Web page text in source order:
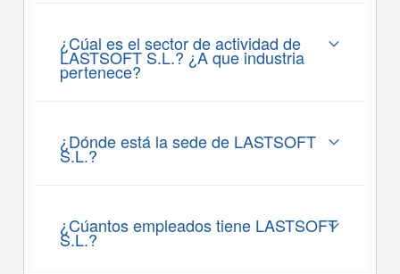
¿Cúal es el sector de actividad de
LASTSOFT S.L.? ¿A que industria
pertenece?
¿Dónde está la sede de LASTSOFT
S.L.?
¿Cúantos empleados tiene LASTSOFT
S.L.?